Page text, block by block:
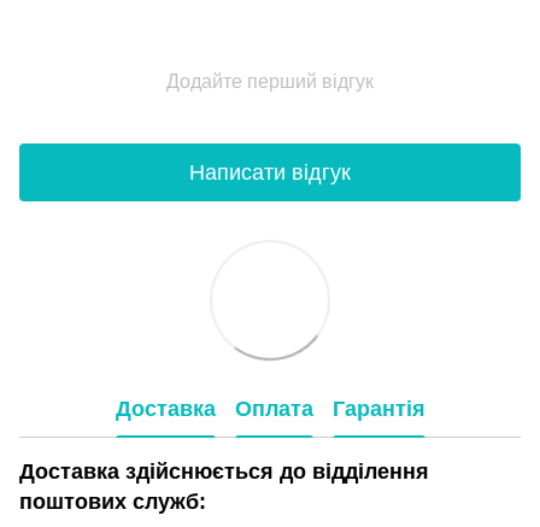
Додайте перший відгук
Написати відгук
Доставка Оплата Гарантія
Доставка здійснюється до відділення
поштових служб: